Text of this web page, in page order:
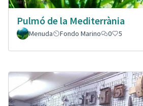
Pulmó de la Mediterrània
Menuda
Fondo Marino 0 5